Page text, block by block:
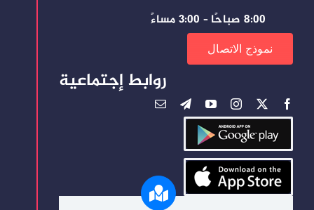
8:00 صباحًا – 3:00 مساءً
نموذج الاتصال
روابط إجتماعية